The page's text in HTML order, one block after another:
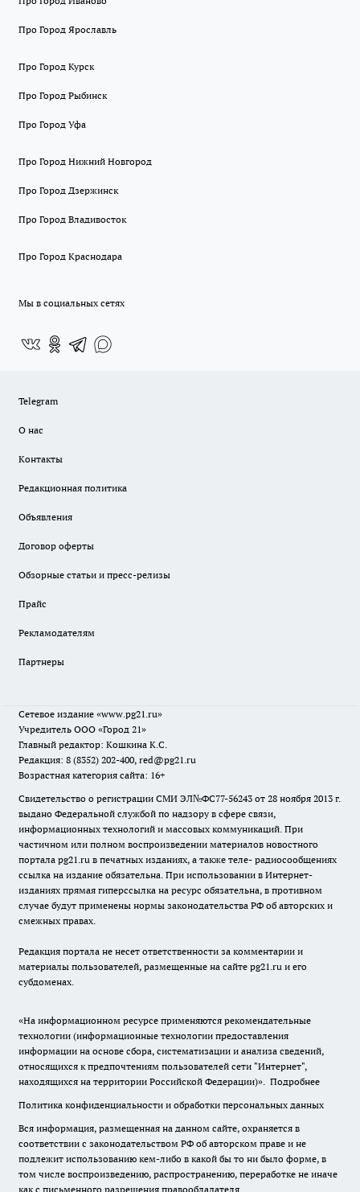
Про Город Ярославль
Про Город Курск
Про Город Рыбинск
Про Город Уфа
Про Город Нижний Новгород
Про Город Дзержинск
Про Город Владивосток
Про Город Краснодара
Мы в социальных сетях
Telegram
О нас
Контакты
Редакционная политика
Объявления
Договор оферты
Обзорные статьи и пресс-релизы
Прайс
Рекламодателям
Партнеры
Сетевое издание «www.pg21.ru»
Учредитель ООО «Город 21»
Главный редактор: Кошкина К.С.
Редакция: 8 (8352) 202-400, red@pg21.ru
Возрастная категория сайта: 16+
Свидетельство о регистрации СМИ ЭЛ№ФС77-56243 от 28 ноября 2013 г.
выдано Федеральной службой по надзору в сфере связи,
информационных технологий и массовых коммуникаций. При
частичном или полном воспроизведении материалов новостного
портала pg21.ru в печатных изданиях, а также теле- радиосообщениях
ссылка на издание обязательна. При использовании в Интернет-
изданиях прямая гиперссылка на ресурс обязательна, в противном
случае будут применены нормы законодательства РФ об авторских и
смежных правах.
Редакция портала не несет ответственности за комментарии и
материалы пользователей, размещенные на сайте pg21.ru и его
субдоменах.
«На информационном ресурсе применяются рекомендательные
технологии (информационные технологии предоставления
информации на основе сбора, систематизации и анализа сведений,
относящихся к предпочтениям пользователей сети "Интернет",
находящихся на территории Российской Федерации)». Подробнее
Политика конфиденциальности и обработки персональных данных
Вся информация, размещенная на данном сайте, охраняется в
соответствии с законодательством РФ об авторском праве и не
подлежит использованию кем-либо в какой бы то ни было форме, в
том числе воспроизведению, распространению, переработке не иначе
как с письменного разрешения правообладателя.